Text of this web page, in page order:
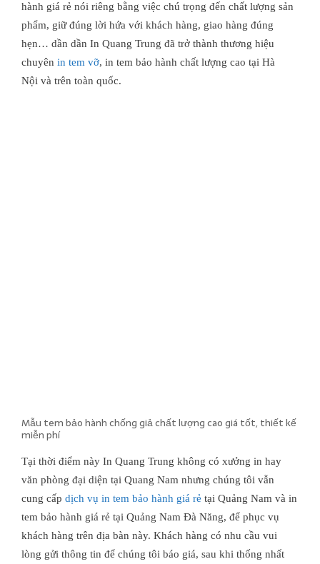
hành giá rẻ nói riêng bằng việc chú trọng đến chất lượng sản
phẩm, giữ đúng lời hứa với khách hàng, giao hàng đúng
hẹn… dần dần In Quang Trung đã trở thành thương hiệu
chuyên in tem vỡ, in tem bảo hành chất lượng cao tại Hà
Nội và trên toàn quốc.
Mẫu tem bảo hành chống giả chất lượng cao giá tốt, thiết kế
miễn phí
Tại thời điểm này In Quang Trung không có xưởng in hay
văn phòng đại diện tại Quang Nam nhưng chúng tôi vẫn
cung cấp dịch vụ in tem bảo hành giá rẻ tại Quảng Nam và in
tem bảo hành giá rẻ tại Quảng Nam Đà Năng, để phục vụ
khách hàng trên địa bàn này. Khách hàng có nhu cầu vui
lòng gửi thông tin để chúng tôi báo giá, sau khi thống nhất